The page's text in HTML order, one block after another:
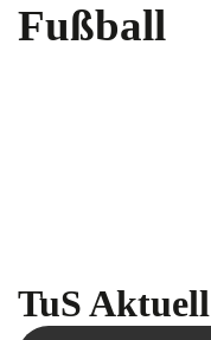
Fußball
TuS Aktuell